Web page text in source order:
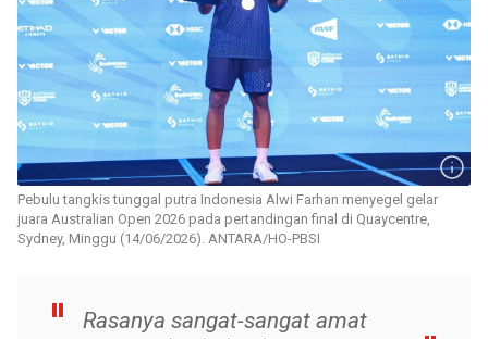
Pebulu tangkis tunggal putra Indonesia Alwi Farhan menyegel gelar
juara Australian Open 2026 pada pertandingan final di Quaycentre,
Sydney, Minggu (14/06/2026). ANTARA/HO-PBSI
Rasanya sangat-sangat amat